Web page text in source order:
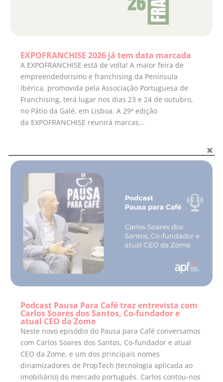
EXPOFRANCHISE 2026 já tem data marcada
A EXPOFRANCHISE está de volta! A maior feira de
empreendedorismo e franchising da Península
Ibérica, promovida pela Associação Portuguesa de
Franchising, terá lugar nos dias 23 e 24 de outubro,
no Pátio da Galé, em Lisboa. A 29ª edição
da EXPOFRANCHISE reunirá marcas...
Podcast Pausa Para Café traz entrevista com
Carlos Soares dos Santos, Co-fundador e
atual CEO da Zome
Neste novo episódio do Pausa para Café conversamos
com Carlos Soares dos Santos, Co-fundador e atual
CEO da Zome, e um dos principais nomes
dinamizadores de PropTech (tecnologia aplicada ao
imobiliário) do mercado português. Carlos contou-nos